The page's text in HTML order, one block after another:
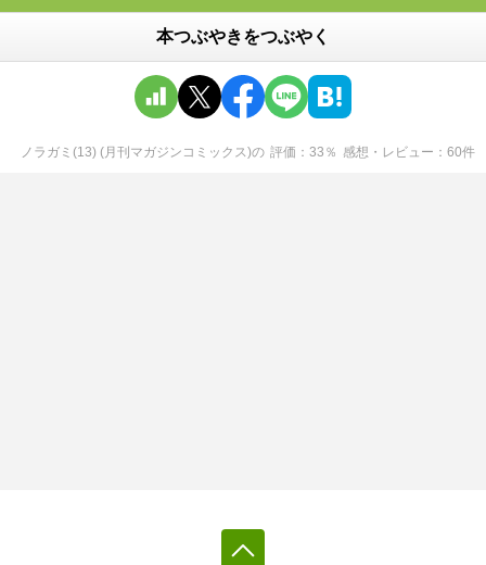
本つぶやきをつぶやく
ノラガミ(13) (月刊マガジンコミックス)の 評価 33 ％ 感想・レビュー 60件